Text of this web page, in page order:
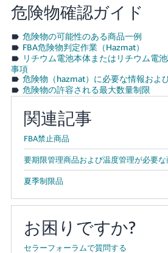
危険物確認ガイド
危険物の可能性のある商品一例
FBA危険物判定作業（Hazmat）
リチウム電池本体またはリチウム電
事項
危険物（hazmat）に必要な情報およ
危険物の許容される最大数量制限
関連記事
FBA禁止商品
要期限管理商品および温度管理が必要な
夏季制限品
お困りですか?
セラーフォーラムで質問する